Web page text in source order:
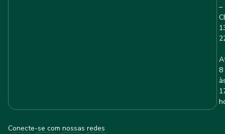
–
8
Conecte-se com nossas redes